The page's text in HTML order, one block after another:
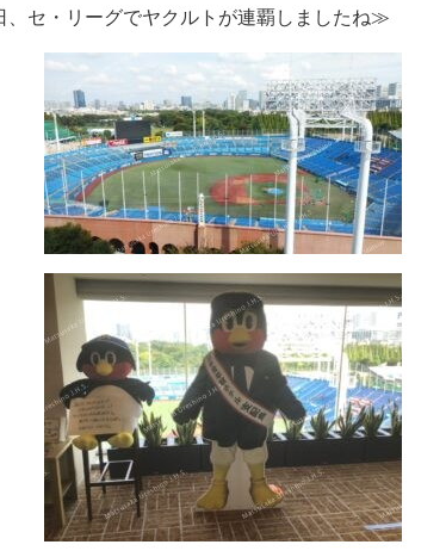
セ・リーグでヤクルトが連覇しましたね≫